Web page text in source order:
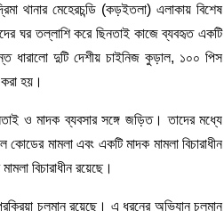
থানার মেহেরচন্ডি (কড়ইতলা)এলাকায় বিশেষ
ঘর তল্লাশি করে ছিনতাই কাজে ব্যবহৃত একটি
ধারালো দুটি দেশীয় চাইনিজ কুড়াল, ১০০ পিস
করা হয়।
ও মাদক ব্যবসার সঙ্গে জড়িত। তাদের মধ্যে
কোডের মামলা এবং একটি মাদক মামলা বিচারাধীন
মামলা বিচারাধীন রয়েছে।
চলমান রয়েছে। এ ধরনের অভিযান চলমান